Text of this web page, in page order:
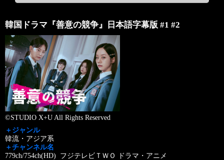
韓国ドラマ『善意の競争』日本語字幕版 #1 #2
©STUDIO X+U All Rights Reserved
＋ジャンル
韓流・アジア系
＋チャンネル名
779ch/754ch(HD) フジテレビＴＷＯ ドラマ・アニメ